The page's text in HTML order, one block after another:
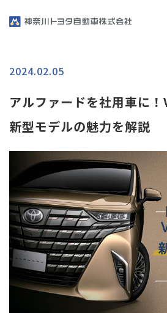
2024.02.05
アルファードを社用車に
新型モデルの魅力を解説